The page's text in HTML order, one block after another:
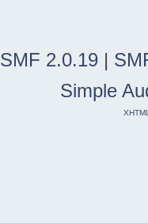
SMF 2.0.19 |
Simple